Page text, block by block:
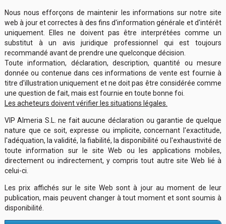
Nous nous efforçons de maintenir les informations sur notre site
web à jour et correctes à des fins d'information générale et d'intérêt
uniquement. Elles ne doivent pas être interprétées comme un
substitut à un avis juridique professionnel qui est toujours
recommandé avant de prendre une quelconque décision.
Toute information, déclaration, description, quantité ou mesure
donnée ou contenue dans ces informations de vente est fournie à
titre d'illustration uniquement et ne doit pas être considérée comme
une question de fait, mais est fournie en toute bonne foi.
Les acheteurs doivent vérifier les situations légales.
VIP Almeria S.L. ne fait aucune déclaration ou garantie de quelque
nature que ce soit, expresse ou implicite, concernant l'exactitude,
l'adéquation, la validité, la fiabilité, la disponibilité ou l'exhaustivité de
toute information sur le site Web ou les applications mobiles,
directement ou indirectement, y compris tout autre site Web lié à
celui-ci.
Les prix affichés sur le site Web sont à jour au moment de leur
publication, mais peuvent changer à tout moment et sont soumis à
disponibilité.